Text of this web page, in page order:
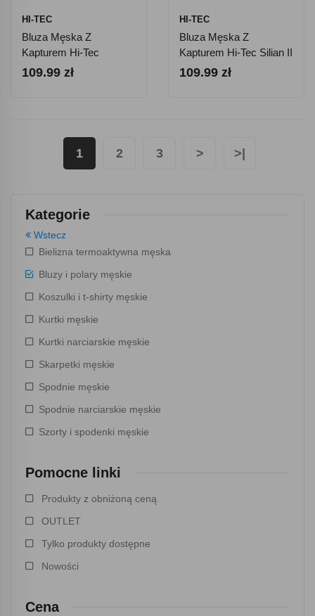
Kategorie
Wstecz
Bielizna termoaktywna męska
Bluzy i polary męskie
Koszulki i t-shirty męskie
Kurtki męskie
Kurtki narciarskie męskie
Skarpetki męskie
Spodnie męskie
Spodnie narciarskie męskie
Szorty i spodenki męskie
Pomocne linki
Produkty z obniżoną ceną
OUTLET
Tylko produkty dostępne
Nowości
Cena
HI-TEC
Bluza Męska Z
Kapturem Hi-Tec
Sabarin - Ciemnoszara
109.99 zł
HI-TEC
Bluza Męska Z
Kapturem Hi-Tec Silian II
- Ciemnoszara
109.99 zł
1 2 3 > >|